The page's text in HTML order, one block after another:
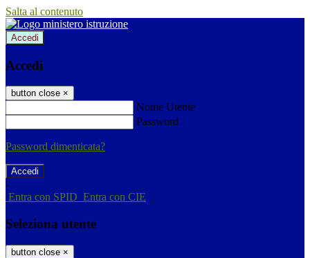
Salta al contenuto
Accedi
Accedi
button close ×
Nome Utente
Password
Password dimenticata?
-
Entra con SPID Entra con CIE
Seleziona utente
button close ×